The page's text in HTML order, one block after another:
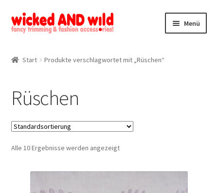
Zur
Navigation
Zum
Inhalt
Menü
Mein Konto
Kontakt
Start Produkte verschlagwortet mit „Rüschen“
Rüschen
Alle 10 Ergebnisse werden angezeigt